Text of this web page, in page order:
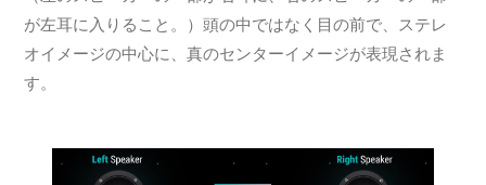
が左耳に入りること。）頭の中ではなく目の前で、ステレ
オイメージの中心に、真のセンターイメージが表現されま
す。